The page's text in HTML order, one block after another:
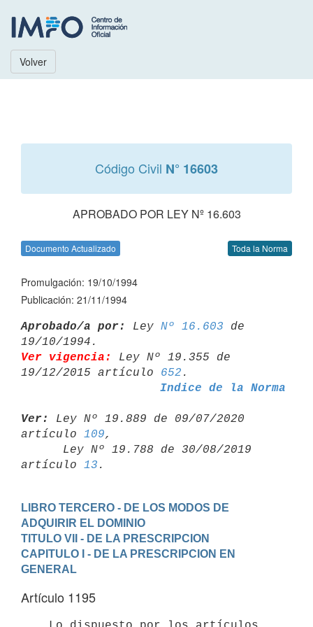
Volver
Código Civil N° 16603
APROBADO POR LEY Nº 16.603
Documento Actualizado Toda la Norma
Promulgación: 19/10/1994
Publicación: 21/11/1994
Aprobado/a por: Ley Nº 16.603 de
Ver vigencia:
Ley Nº 19.355 de
19/12/2015 artículo 652
Indice de la Norma
Ver:
Ley Nº 19.889 de 09/07/2020
artículo 109,
artículo 13
LIBRO TERCERO - DE LOS MODOS DE
ADQUIRIR EL DOMINIO
TITULO VII - DE LA PRESCRIPCION
CAPITULO I - DE LA PRESCRIPCION EN
GENERAL
Artículo 1195